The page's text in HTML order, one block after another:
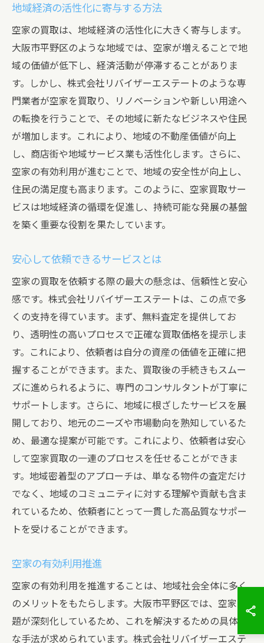
地域経済の活性化に寄与する方法
空家の買取は、地域経済の活性化に大きく寄与します。
大阪市平野区のような地域では、空家が増えることで地
域の価値が低下し、経済活動が停滞することがありま
す。しかし、株式会社リバイザーエステートのような専
門業者が空家を買取り、リノベーションや新しい用途へ
の転換を行うことで、その地域に新たなビジネスや住民
が増加します。これにより、地域の不動産価値が向上
し、商店街や地域サービス業も活性化します。さらに、
空家の有効利用が進むことで、地域の安全性が向上し、
住民の満足度も高まります。このように、空家買取サー
ビスは地域経済の循環を促進し、持続可能な発展の基盤
を築く重要な役割を果たしています。
安心して依頼できるサービスとは
空家の買取を依頼する際の最大の懸念は、信頼性と安心
感です。株式会社リバイザーエステートは、この点で多
くの支持を得ています。まず、無料査定を提供してお
り、透明性の高いプロセスで正確な買取価格を提示しま
す。これにより、依頼者は自分の資産の価値を正確に把
握することができます。また、買取後の手続きもスムー
ズに進められるように、専門のコンサルタントが丁寧に
サポートします。さらに、地域に根ざしたサービスを展
開しており、地元のニーズや市場動向を熟知しているた
め、最適な提案が可能です。これにより、依頼者は安心
して空家買取の一連のプロセスを任せることができま
す。地域密着型のアプローチは、単なる物件の査定だけ
でなく、地域のコミュニティに対する理解や貢献も含ま
れているため、依頼者にとって一貫した高品質なサポー
トを受けることができます。
空家の有効利用推進
空家の有効利用を推進することは、地域社会全体に多く
のメリットをもたらします。大阪市平野区では、空家問
題が深刻化しているため、これを解決するための具体的
な手法が求められています。株式会社リバイザーエステ